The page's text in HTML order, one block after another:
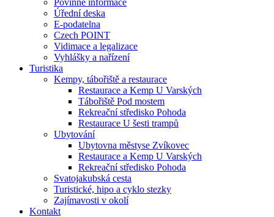
Povinné informace
Úřední deska
E-podatelna
Czech POINT
Vidimace a legalizace
Vyhlášky a nařízení
Turistika
Kempy, tábořiště a restaurace
Restaurace a Kemp U Varských
Tábořiště Pod mostem
Rekreační středisko Pohoda
Restaurace U šesti trampů
Ubytování
Ubytovna městyse Zvíkovec
Restaurace a Kemp U Varských
Rekreační středisko Pohoda
Svatojakubská cesta
Turistické, hipo a cyklo stezky
Zajímavosti v okolí
Kontakt